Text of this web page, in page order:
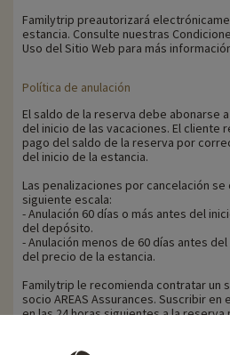
Familytrip preautorizará
estancia. Consulte nuestras
Uso del Sitio Web para más
Política de anulación
El saldo de la reserva debe abonarse
del inicio de las vacaciones. El cliente
pago del saldo de la reserva por
del inicio de la estancia.
Las penalizaciones por cancelación se
siguiente escala:
- Anulación 60 días o más antes del
del depósito.
- Anulación menos de 60 días antes
del precio de la estancia.
Familytrip le recomienda contratar un
socio AREAS Assurances. Suscribir
en las 24 horas siguientes a la